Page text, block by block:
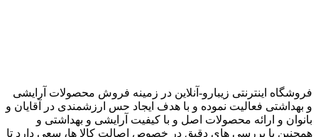
فروشگاه اینترنتی زیبارو-آنلاین در زمینه فروش محصولات آرایشی
و بهداشتی فعالیت نموده و با هدف ایجاد حس ارزشمندی در آقایان و
بانوان و ارائه محصولات اصل و با کیفیت آرایشی و بهداشتی و
همچنین با بررسی های دقیق در خصوص اصالت کالا ها، سعی دارد تا